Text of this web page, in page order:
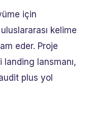
için
kelime
eder. Proje
landing lansmanı,
plus yol